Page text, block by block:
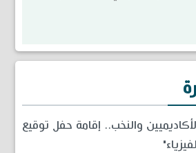
والنخب.. إقامة حفل توقيع